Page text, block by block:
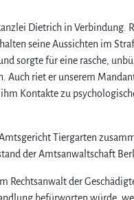
Dietrich in Verbindung.
seine Aussichten im
sorgte für eine rasche,
Auch riet er unserem
Kontakte zu
Tiergarten
der Amtsanwaltschaft
Rechtsanwalt der